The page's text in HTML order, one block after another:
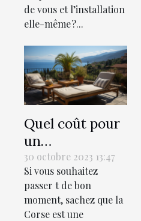
de vous et l’installation
elle-même ?...
Quel coût pour
un
hébergement
lors des
vacances en
Corse ?
30 octobre 2023 13:47
Si vous souhaitez
passer t de bon
moment, sachez que la
Corse est une